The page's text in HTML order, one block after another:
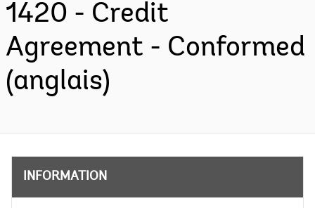
1420 - Credit
Agreement - Conformed
(anglais)
INFORMATION